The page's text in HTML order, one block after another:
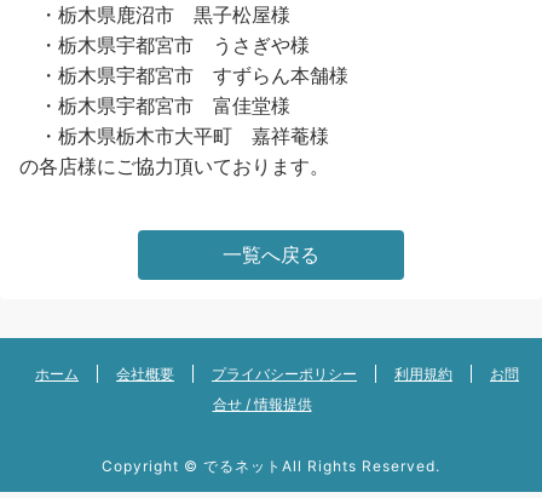
・栃木県鹿沼市 黒子松屋様
・栃木県宇都宮市 うさぎや様
・栃木県宇都宮市 すずらん本舗様
・栃木県宇都宮市 富佳堂様
・栃木県栃木市大平町 嘉祥菴様
の各店様にご協力頂いております。
一覧へ戻る
ホーム 会社概要 プライバシーポリシー 利用規約
お問
合せ / 情報提供
Copyright © でるネット All Rights Reserved.